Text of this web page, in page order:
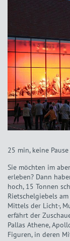
25 min, keine Pause
Sie möchten im
erleben? Dann
hoch, 15 Tonnen
Rietschelgiebels
Mittels der Licht-,
erfährt der
Pallas Athene,
Figuren, in deren